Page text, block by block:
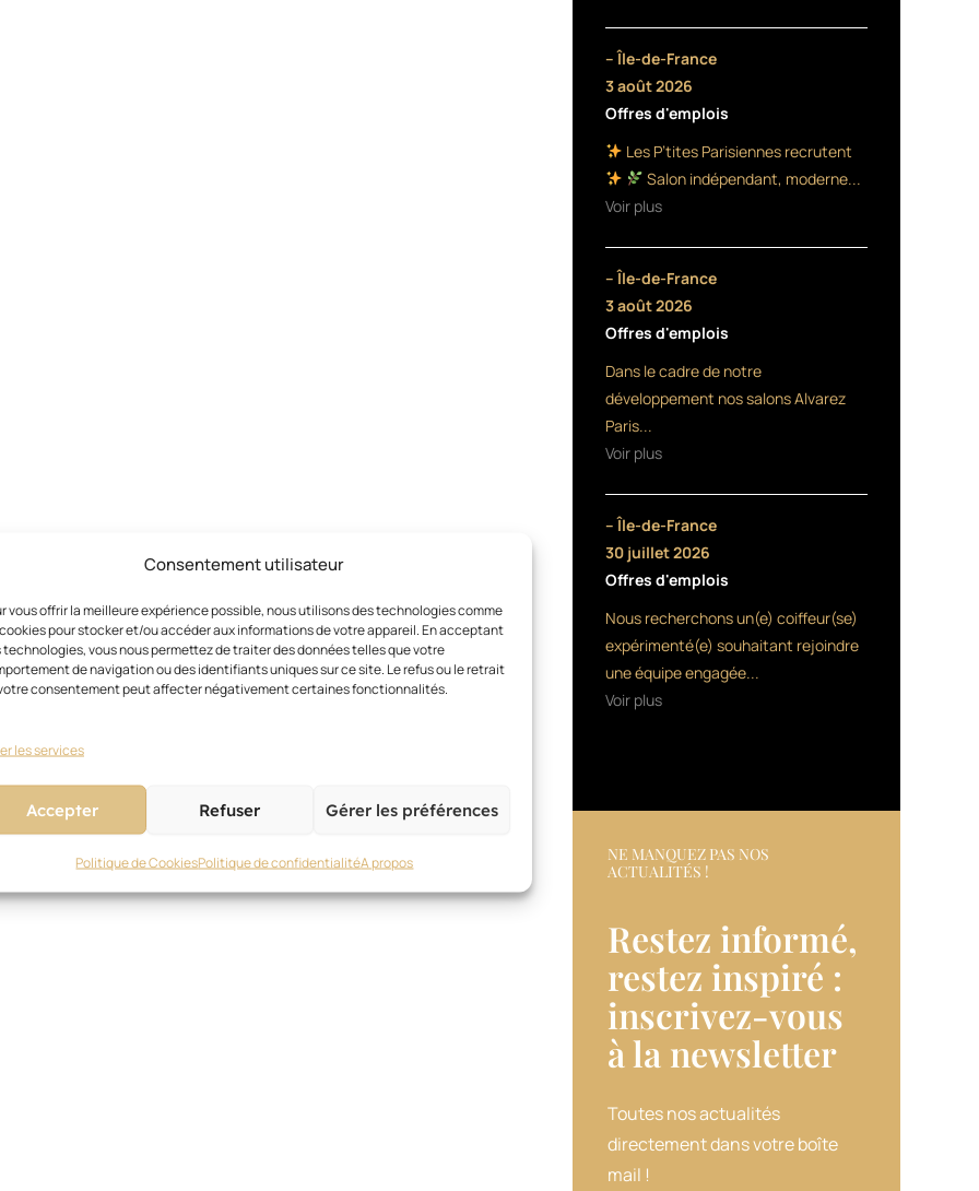
Consentement utilisateur
vous offrir la meilleure expérience possible, nous utilisons des technologies comme
pour stocker et/ou accéder aux informations de votre appareil. En acceptant
technologies, vous nous permettez de traiter des données telles que votre
de navigation ou des identifiants uniques sur ce site. Le refus ou le retrait
consentement peut affecter négativement certaines fonctionnalités.
les services
Accepter Refuser Gérer les préférences
Politique de CookiesPolitique de confidentialitéA propos
– Île-de-France
3 août 2026
Offres d'emplois
Les P’tites Parisiennes recrutent
Salon indépendant, moderne...
Voir plus
– Île-de-France
3 août 2026
Offres d'emplois
Dans le cadre de notre
développement nos salons Alvarez
Paris...
Voir plus
– Île-de-France
30 juillet 2026
Offres d'emplois
Nous recherchons un(e) coiffeur(se)
expérimenté(e) souhaitant rejoindre
une équipe engagée...
Voir plus
NE MANQUEZ PAS NOS
ACTUALITÉS !
Restez informé,
restez inspiré :
inscrivez-vous
à la newsletter​
Toutes nos actualités
directement dans votre boîte
mail !